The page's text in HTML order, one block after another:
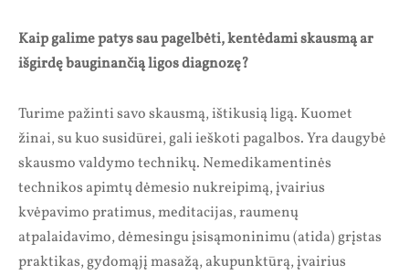
Kaip galime patys sau pagelbėti, kentėdami skausmą ar
išgirdę bauginančią ligos diagnozę?
Turime pažinti savo skausmą, ištikusią ligą. Kuomet
žinai, su kuo susidūrei, gali ieškoti pagalbos. Yra daugybė
skausmo valdymo technikų. Nemedikamentinės
technikos apimtų dėmesio nukreipimą, įvairius
kvėpavimo pratimus, meditacijas, raumenų
atpalaidavimo, dėmesingu įsisąmoninimu (atida) grįstas
praktikas, gydomąjį masažą, akupunktūrą, įvairius